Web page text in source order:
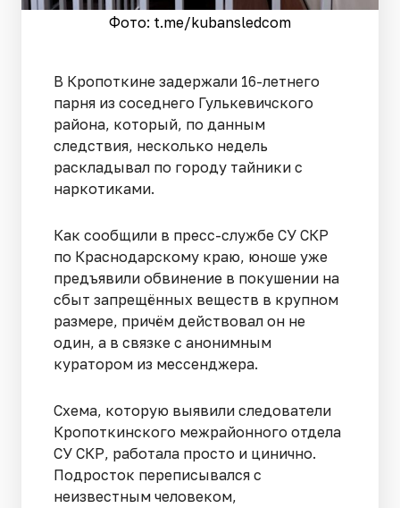
Фото: t.me/kubansledcom
В Кропоткине задержали 16-летнего
парня из соседнего Гулькевичского
района, который, по данным
следствия, несколько недель
раскладывал по городу тайники с
наркотиками.
Как сообщили в пресс-службе СУ СКР
по Краснодарскому краю, юноше уже
предъявили обвинение в покушении на
сбыт запрещённых веществ в крупном
размере, причём действовал он не
один, а в связке с анонимным
куратором из мессенджера.
Схема, которую выявили следователи
Кропоткинского межрайонного отдела
СУ СКР, работала просто и цинично.
Подросток переписывался с
неизвестным человеком,